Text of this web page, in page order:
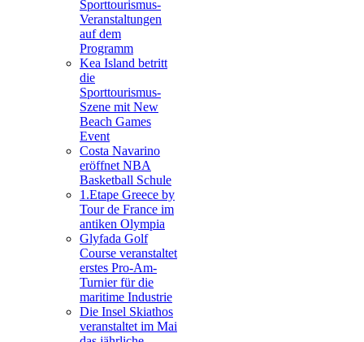
Sporttourismus-
Veranstaltungen
auf dem
Programm
Kea Island betritt
die
Sporttourismus-
Szene mit New
Beach Games
Event
Costa Navarino
eröffnet NBA
Basketball Schule
1.Etape Greece by
Tour de France im
antiken Olympia
Glyfada Golf
Course veranstaltet
erstes Pro-Am-
Turnier für die
maritime Industrie
Die Insel Skiathos
veranstaltet im Mai